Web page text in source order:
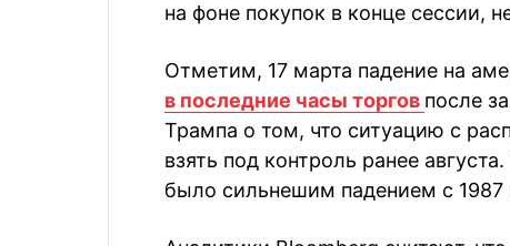
на фоне покупок в конце сессии,
Отметим, 17 марта падение на
в последние часы торгов после
Трампа о том, что ситуацию с
взять под контроль ранее
было сильнешим падением с 1987